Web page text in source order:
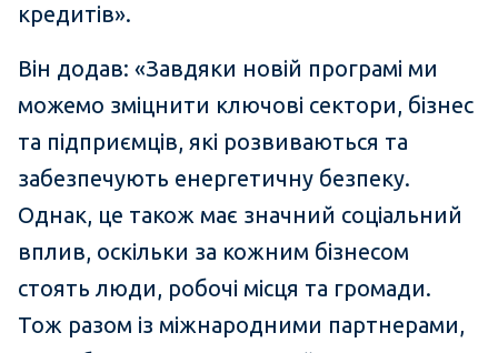
кредитів».
Він додав: «Завдяки новій програмі ми
можемо зміцнити ключові сектори, бізнес
та підприємців, які розвиваються та
забезпечують енергетичну безпеку.
Однак, це також має значний соціальний
вплив, оскільки за кожним бізнесом
стоять люди, робочі місця та громади.
Тож разом із міжнародними партнерами,